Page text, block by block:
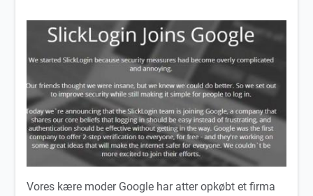
Vores kære moder Google har atter opkøbt et firma